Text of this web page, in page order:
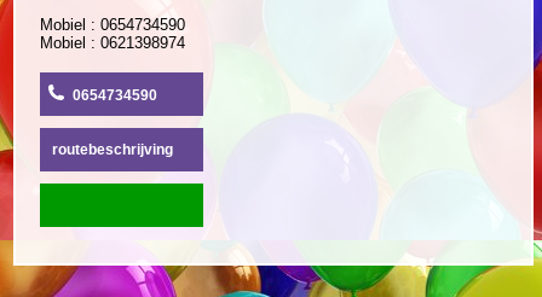
Mobiel : 0654734590
Mobiel : 0621398974
0654734590
routebeschrijving